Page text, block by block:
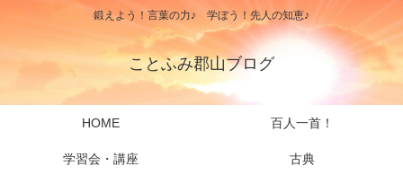
鍛えよう！言葉の力♪ 学ぼう！先人の知恵♪
ことふみ郡山ブログ
HOME 百人一首！
学習会・講座 古典